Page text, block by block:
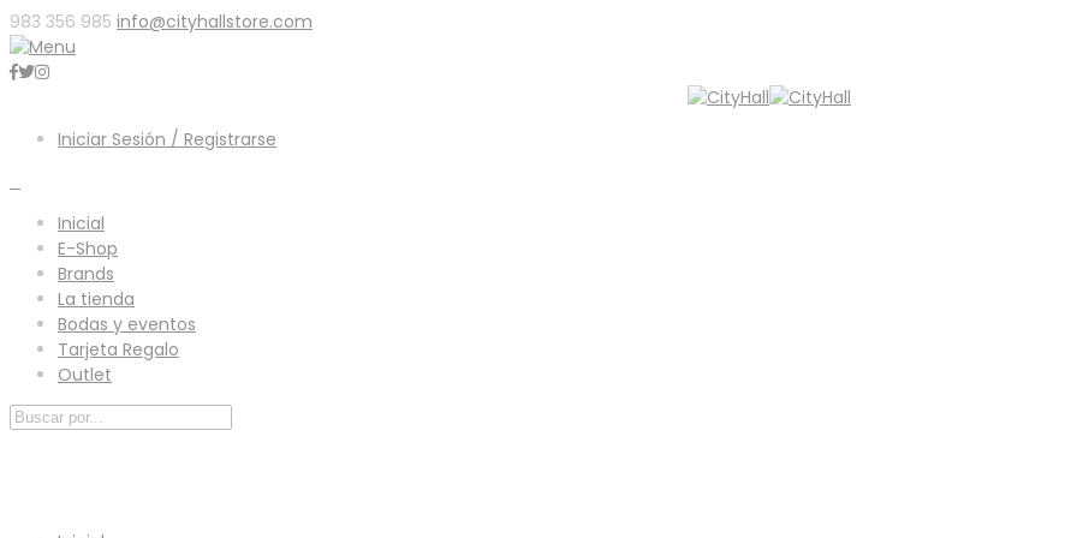
983 356 985 info@cityhallstore.com
Iniciar Sesión / Registrarse
Inicial
E-Shop
Brands
La tienda
Bodas y eventos
Tarjeta Regalo
Outlet